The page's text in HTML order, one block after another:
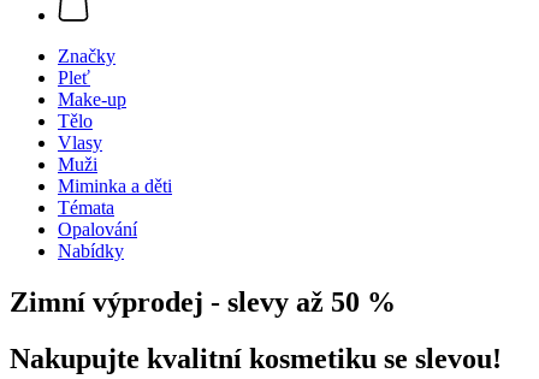
Značky
Pleť
Make-up
Tělo
Vlasy
Muži
Miminka a děti
Témata
Opalování
Nabídky
Zimní výprodej - slevy až 50 %
Nakupujte kvalitní kosmetiku se slevou!